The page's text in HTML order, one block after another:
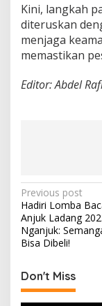
Kini, langkah
diteruskan
menjaga
memastikan
Editor: Abdel
P
o
s
t
n
a
Previous post
Hadiri Lomba
Anjuk Ladang
Nganjuk:
Bisa Dibeli!
Don't Miss